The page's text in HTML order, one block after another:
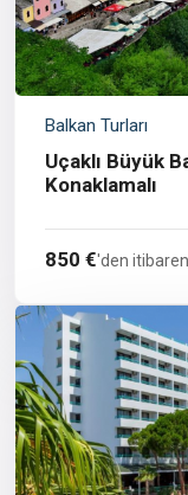
Balkan Turları
Uçaklı Büyük
Konaklamalı
850 €'den itibaren